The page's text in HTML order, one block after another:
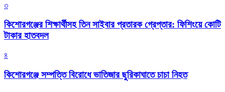
৩
কিশোরগঞ্জের শিক্ষার্থীসহ তিন সাইবার প্রতারক গ্রেপ্তার: ফিশিংয়ে কোটি
টাকার হাতবদল
৪
কিশোরগঞ্জে সম্পত্তি বিরোধে ভাতিজার ছুরিকাঘাতে চাচা নিহত